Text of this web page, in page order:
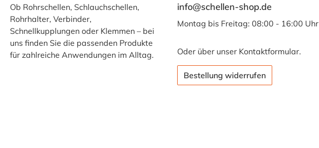
Ob Rohrschellen, Schlauchschellen,
Rohrhalter, Verbinder,
Schnellkupplungen oder Klemmen – bei
uns finden Sie die passenden Produkte
für zahlreiche Anwendungen im Alltag.
info@schellen-shop.de
Montag bis Freitag: 08:00 - 16:00 Uhr
Oder über unser Kontaktformular.
Bestellung widerrufen